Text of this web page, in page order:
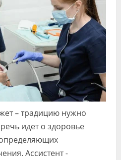
– традицию нужно
идет о здоровье
Ассистент -